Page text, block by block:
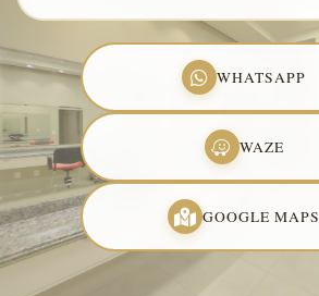
WHATSAPP
WAZE
GOOGLE MAPS